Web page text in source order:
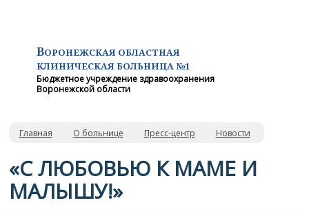
ВОРОНЕЖСКАЯ ОБЛАСТНАЯ
КЛИНИЧЕСКАЯ БОЛЬНИЦА №1
Бюджетное учреждение здравоохранения
Воронежской области
Главная О больнице Пресс-центр Новости
«С ЛЮБОВЬЮ К МАМЕ И
МАЛЫШУ!»